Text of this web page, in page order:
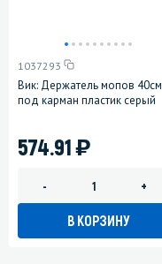
1037293
Вик: Держатель мопов 40см
под карман пластик серый
574.91)
- +
В КОРЗИНУ